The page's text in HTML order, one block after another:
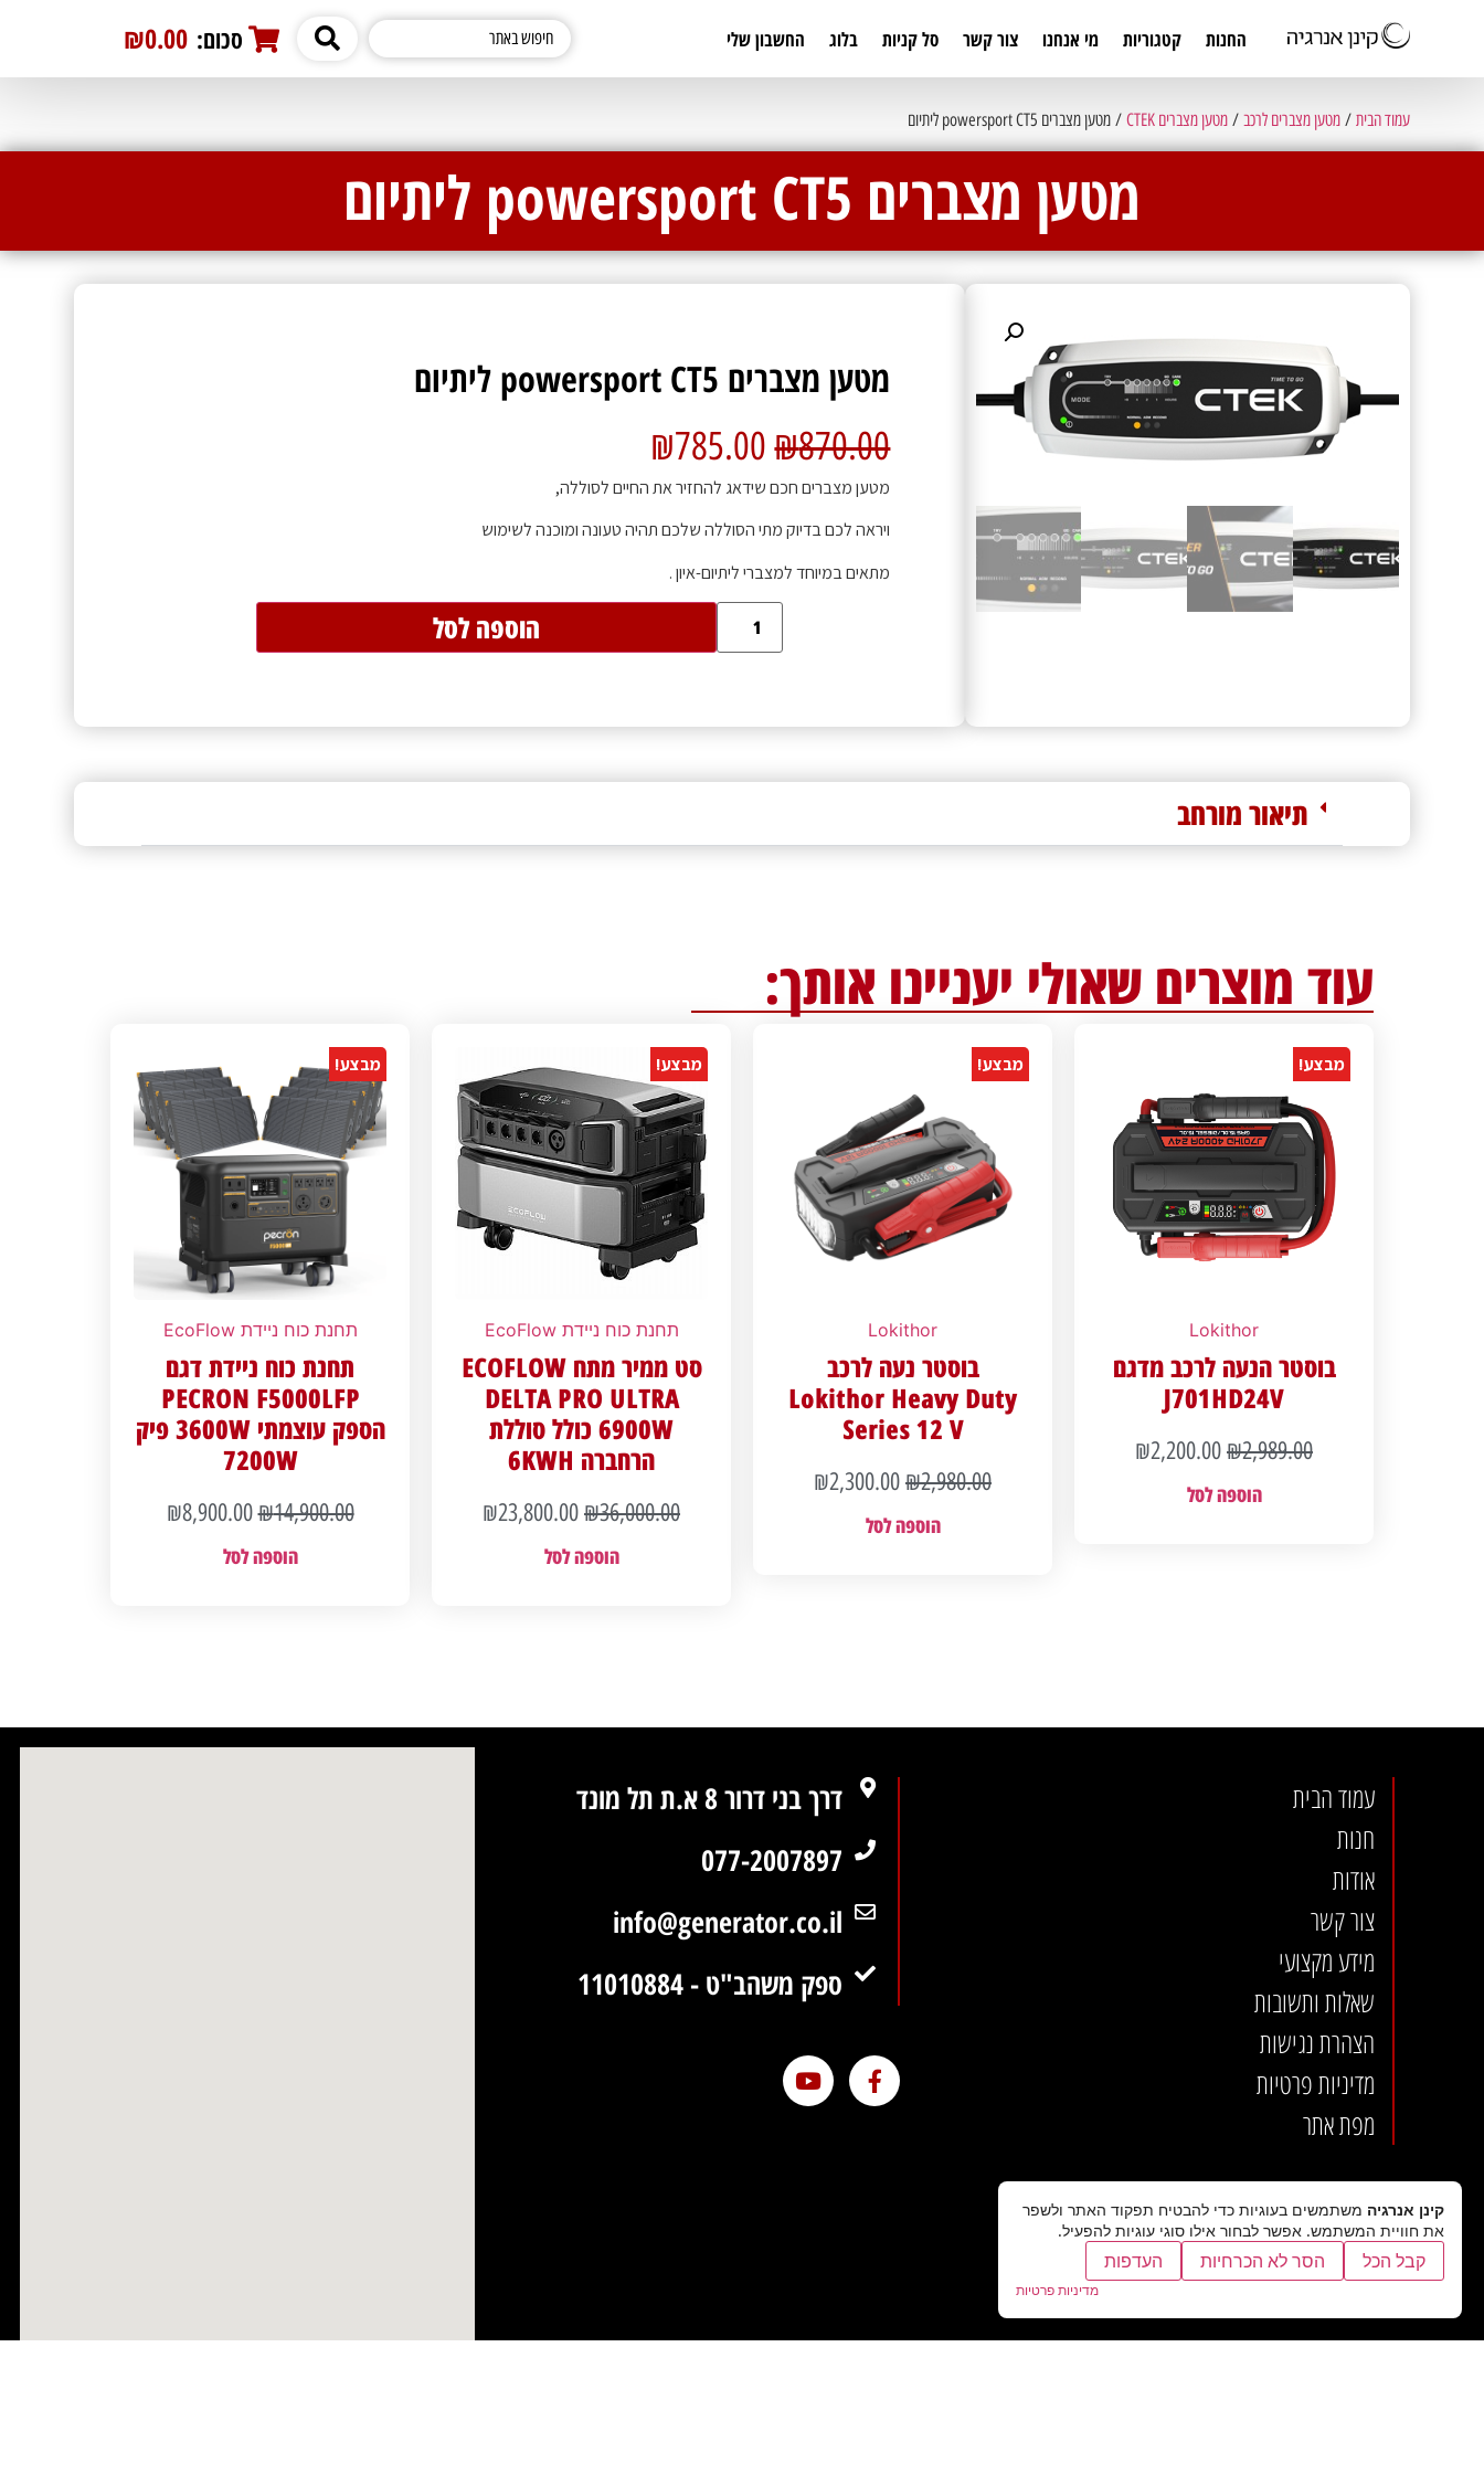
החנות קטגוריות מי אנחנו צור קשר סל קניות בלוג החשבון שלי סכום: 0
₪0.00
עמוד הבית /מטען מצברים לרכב /מטען מצברים CTEK / מטען מצברים powersport CT5 ליתיום
מטען מצברים powersport CT5 ליתיום
מטען מצברים powersport CT5 ליתיום
₪870.00
₪785.00
מטען מצברים חכם שידאג להחזיר את החיים לסוללה,
ויראה לכם בדיוק מתי הסוללה שלכם תהיה טעונה ומוכנה לשימוש
מתאים במיוחד למצברי ליתיום-איון .
הוספה לסל
תיאור מורחב
עוד מוצרים שאולי יעניינו אותך:
מבצע!
Lokithor
בוסטר הנעה לרכב מדגם
J701HD24V
₪2,989.00
₪2,200.00
הוספה לסל
מבצע!
Lokithor
בוסטר נעה לרכב
Lokithor Heavy Duty
Series 12 V
₪2,980.00
₪2,300.00
הוספה לסל
מבצע!
תחנת כוח ניידת EcoFlow
סט ממיר מתח ECOFLOW
DELTA PRO ULTRA
6900W כולל סוללת
הרחברה 6KWH
₪36,000.00
₪23,800.00
הוספה לסל
מבצע!
תחנת כוח ניידת EcoFlow
תחנת כוח ניידת דגם
PECRON F5000LFP
הספק עוצמתי 3600W פיק
7200W
₪14,900.00
₪8,900.00
הוספה לסל
עמוד הבית
חנות
אודות
צור קשר
מידע מקצועי
שאלות ותשובות
הצהרת נגישות
מדיניות פרטיות
מפת אתר
דרך בני דרור 8 א.ת תל מונד
077-2007897
info@generator.co.il
ספק משהב"ט - 11010884
קינן אנרגיה משתמשים בעוגיות כדי להבטיח תפקוד האתר ולשפר
את חוויית המשתמש. אפשר לבחור אילו סוגי עוגיות להפעיל.
קבל הכל הסר לא הכרחיות העדפות
מדיניות פרטיות